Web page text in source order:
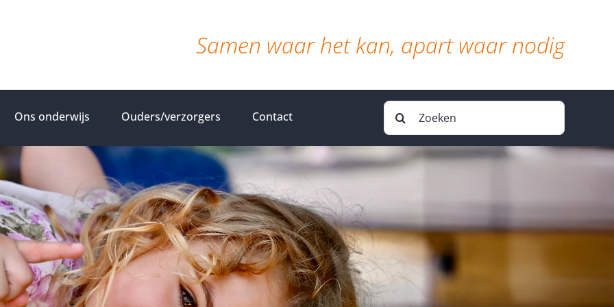
Samen waar het kan, apart waar nodig
Ons onderwijs Ouders/verzorgers Contact
Zoeken
naar: